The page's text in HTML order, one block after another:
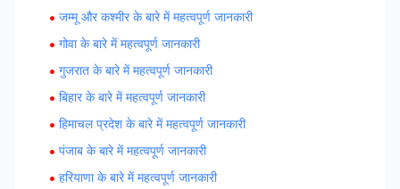
जम्‍मू और कश्‍मीर के बारे में महत्‍वपूर्ण जानकारी
गोवा के बारे में महत्‍वपूर्ण जानकारी
गुजरात के बारे में महत्‍वपूर्ण जानकारी
बिहार के बारे में महत्‍वपूर्ण जानकारी
हिमाचल प्रदेश के बारे में महत्‍वपूर्ण जानकारी
पंजाब के बारे में महत्‍वपूर्ण जानकारी
हरियाणा के बारे में महत्‍वपूर्ण जानकारी